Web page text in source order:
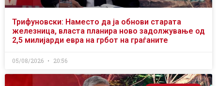
Трифуновски: Наместо да ја обнови старата
железница, власта планира ново задолжување од
2,5 милијарди евра на грбот на граѓаните
05/08/2026 20:56